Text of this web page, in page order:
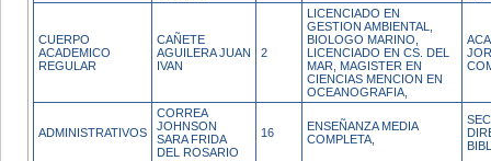
CUERPO
ACADEMICO
REGULAR
CAÑETE
AGUILERA JUAN
IVAN
2
LICENCIADO EN
GESTION AMBIENTAL,
BIOLOGO MARINO,
LICENCIADO EN CS. DEL
MAR, MAGISTER EN
CIENCIAS MENCION EN
OCEANOGRAFIA,
ADMINISTRATIVOS
CORREA
JOHNSON
SARA FRIDA
DEL ROSARIO
16
ENSEÑANZA MEDIA
COMPLETA,